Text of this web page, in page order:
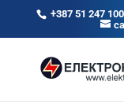
+387 51 247